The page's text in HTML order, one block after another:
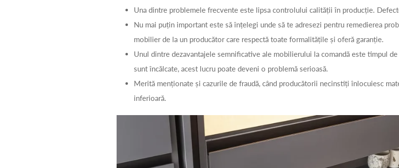
Una dintre problemele frecvente este lipsa controlului calității în producție.
Nu mai puțin important este să înțelegi unde să te adresezi pentru remedierea
mobilier de la un producător care respectă toate formalitățile și oferă garanție.
Unul dintre dezavantajele semnificative ale mobilierului la comandă este timpul
sunt încălcate, acest lucru poate deveni o problemă serioasă.
Merită menționate și cazurile de fraudă, când producătorii necinstiți înlocuiesc
inferioară.